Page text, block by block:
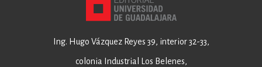
Ing. Hugo Vázquez Reyes 39, interior 32-33,
colonia Industrial Los Belenes,